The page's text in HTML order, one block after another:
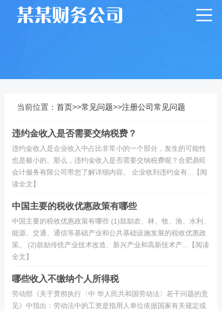
当前位置： 首页>>常见问题>>注册公司常见问题
违约金收入是否需要交纳税费？
违约金收入是企业收入中占比非常小的一个部分，发生的可能性
也是极小的。那么，违约金收入是否需要交纳税费呢？合肥鼎旺
会计服务有限公司带您了解详细内容。 企业收到违约金有...【阅
读全文】
中国主要的税收优惠政策有哪些
中国主要的税收优惠政策有哪些 (1)鼓励农、林、牧、渔、水利、
能源、交通、通信等基础产业和公共基础设施发展的税收优惠政
策。 (2)鼓励传统产业技术改造、新兴产业和高新技术产...【阅读
全文】
哪些收入不缴纳个人所得税
劳动部《关于贯彻执行〈中 华人民共和国劳动法〉若干问题的意
见》中指出：劳动法中的工资是指用人单位依据国家有关规定或